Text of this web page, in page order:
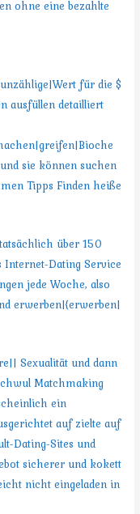
ohne eine bezahlte
für die $
ausfüllen detailliert
sie können suchen
Tipps Finden heiße
über 150
Dating Service
jede Woche, also
erwerben|{erwerben|
Sexualität und dann
Matchmaking
ein
auf zielte auf
Dating-Sites und
sicherer und kokett
nicht eingeladen in